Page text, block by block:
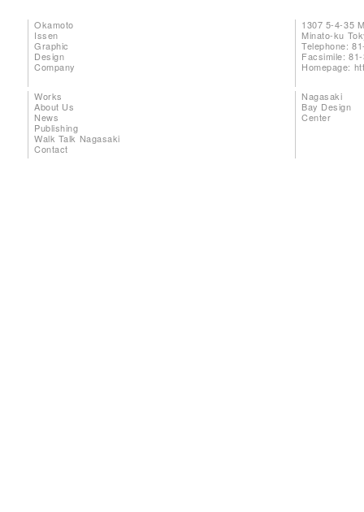
Okamoto
Issen
Graphic
Design
Company
1307 5-4-35
Minato-ku
Telephone:
Facsimile:
Homepage:
Works
About Us
News
Publishing
Walk Talk Nagasaki
Contact
Nagasaki
Bay Design
Center